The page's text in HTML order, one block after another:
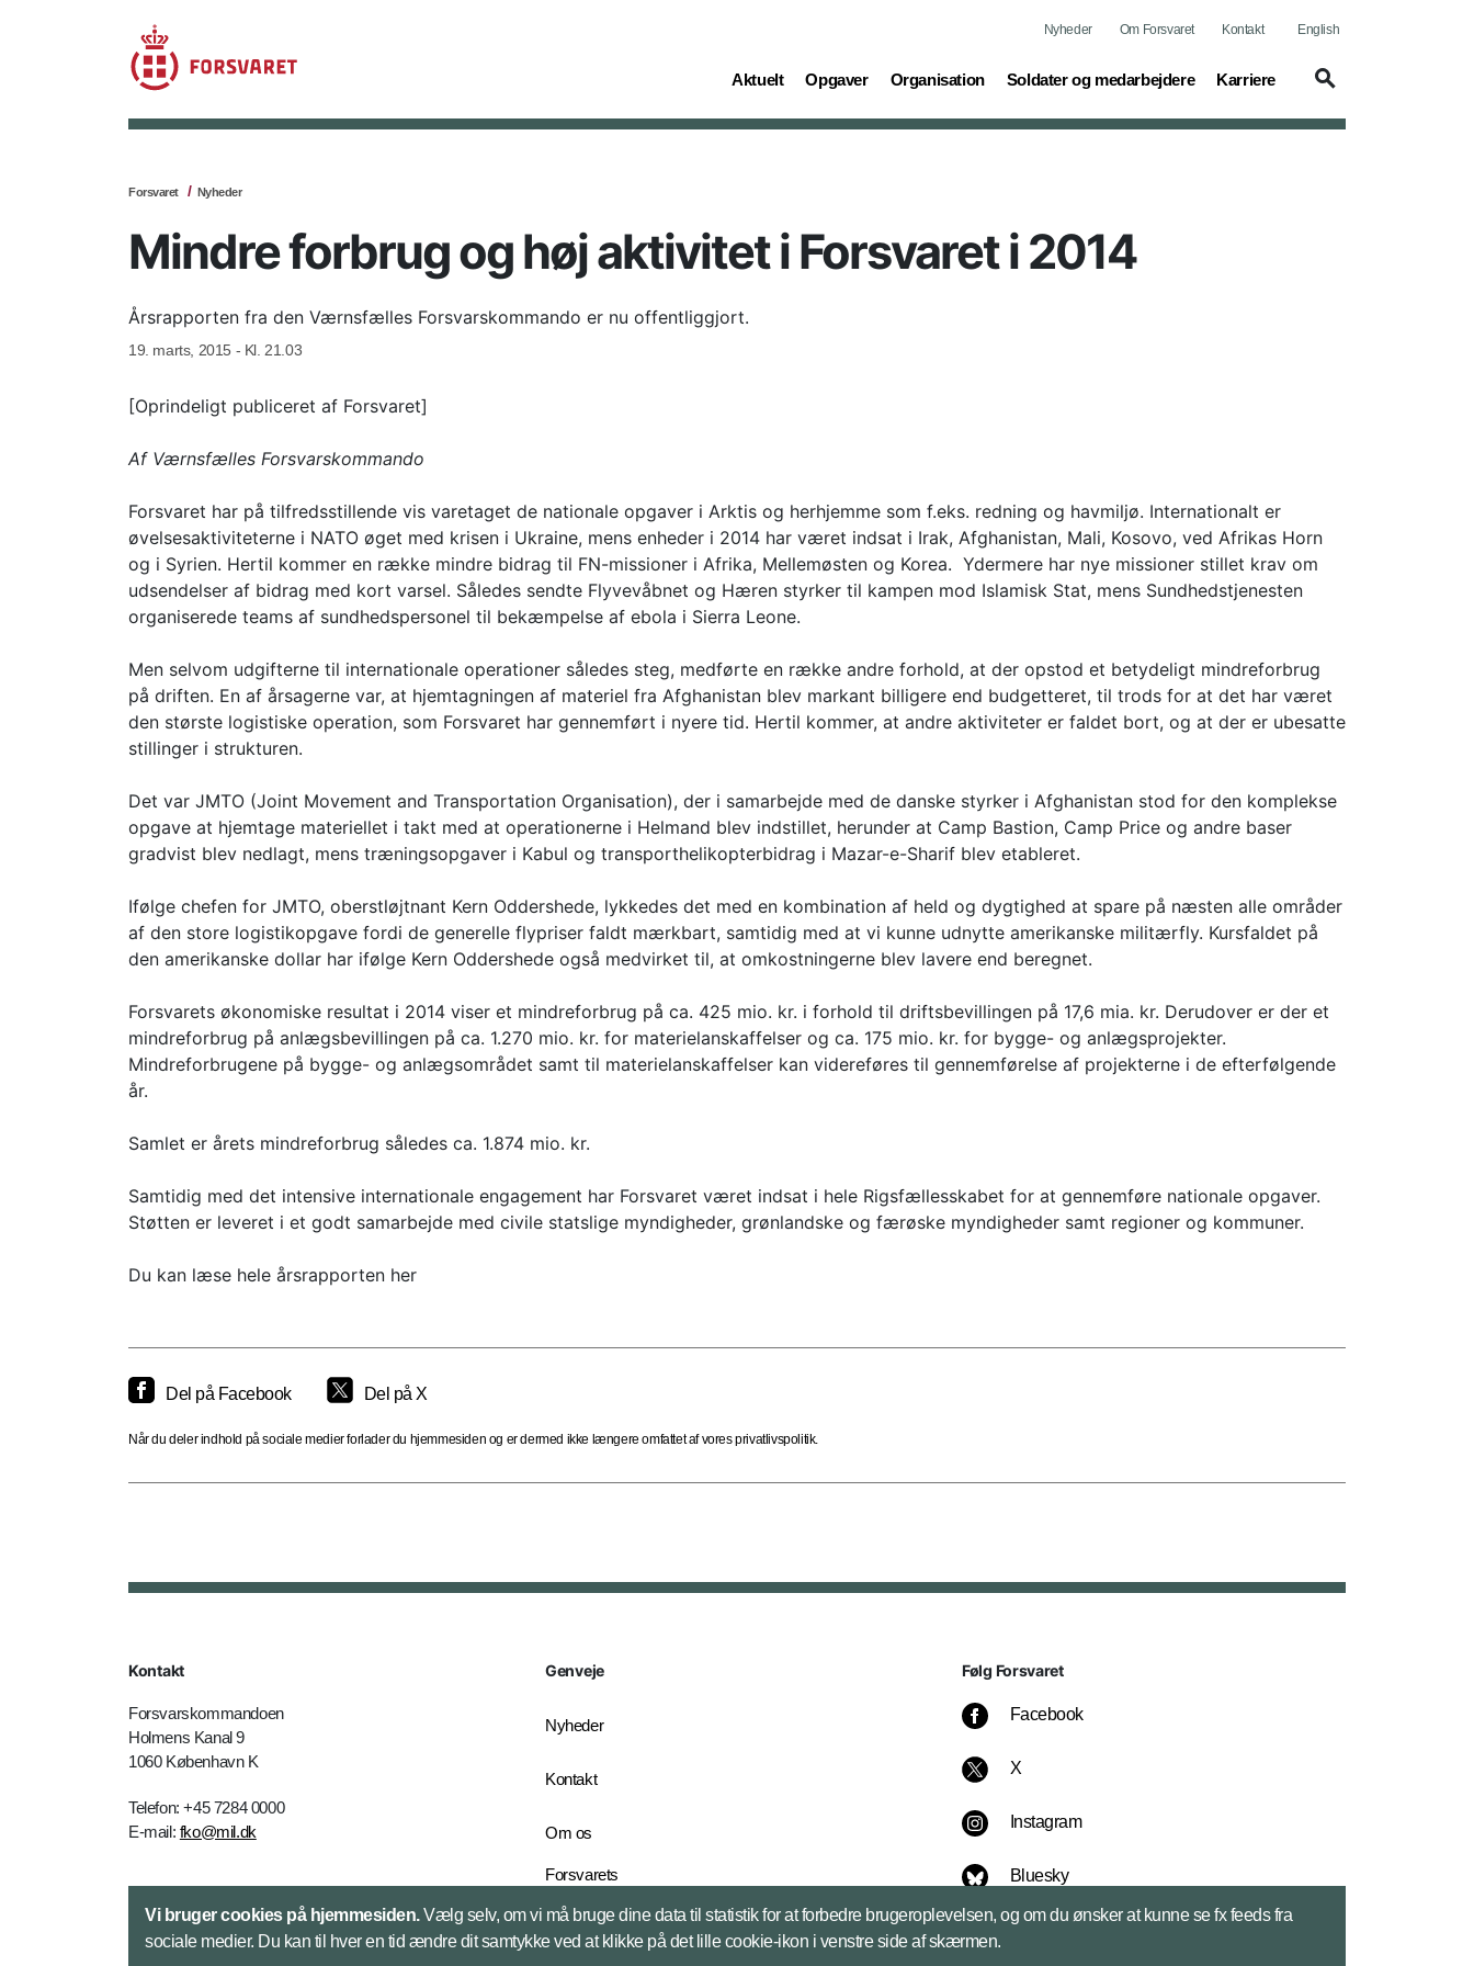
Nyheder Om Forsvaret Kontakt English
Aktuelt
(current) Opgaver
(current) Organisation
(current) Soldater og medarbejdere
(current) Karriere
(current)
Forsvaret Nyheder
Mindre forbrug og høj aktivitet i Forsvaret i 2014
Årsrapporten fra den Værnsfælles Forsvarskommando er nu offentliggjort.
19. marts, 2015 - Kl. 21.03
[Oprindeligt publiceret af Forsvaret]
Af Værnsfælles Forsvarskommando
Forsvaret har på tilfredsstillende vis varetaget de nationale opgaver i Arktis og herhjemme som f.eks. redning og havmiljø. Internationalt er
øvelsesaktiviteterne i NATO øget med krisen i Ukraine, mens enheder i 2014 har været indsat i Irak, Afghanistan, Mali, Kosovo, ved Afrikas Horn
og i Syrien. Hertil kommer en række mindre bidrag til FN-missioner i Afrika, Mellemøsten og Korea. Ydermere har nye missioner stillet krav om
udsendelser af bidrag med kort varsel. Således sendte Flyvevåbnet og Hæren styrker til kampen mod Islamisk Stat, mens Sundhedstjenesten
organiserede teams af sundhedspersonel til bekæmpelse af ebola i Sierra Leone.
Men selvom udgifterne til internationale operationer således steg, medførte en række andre forhold, at der opstod et betydeligt mindreforbrug
på driften. En af årsagerne var, at hjemtagningen af materiel fra Afghanistan blev markant billigere end budgetteret, til trods for at det har været
den største logistiske operation, som Forsvaret har gennemført i nyere tid. Hertil kommer, at andre aktiviteter er faldet bort, og at der er ubesatte
stillinger i strukturen.
Det var JMTO (Joint Movement and Transportation Organisation), der i samarbejde med de danske styrker i Afghanistan stod for den komplekse
opgave at hjemtage materiellet i takt med at operationerne i Helmand blev indstillet, herunder at Camp Bastion, Camp Price og andre baser
gradvist blev nedlagt, mens træningsopgaver i Kabul og transporthelikopterbidrag i Mazar-e-Sharif blev etableret.
Ifølge chefen for JMTO, oberstløjtnant Kern Oddershede, lykkedes det med en kombination af held og dygtighed at spare på næsten alle områder
af den store logistikopgave fordi de generelle flypriser faldt mærkbart, samtidig med at vi kunne udnytte amerikanske militærfly. Kursfaldet på
den amerikanske dollar har ifølge Kern Oddershede også medvirket til, at omkostningerne blev lavere end beregnet.
Forsvarets økonomiske resultat i 2014 viser et mindreforbrug på ca. 425 mio. kr. i forhold til driftsbevillingen på 17,6 mia. kr. Derudover er der et
mindreforbrug på anlægsbevillingen på ca. 1.270 mio. kr. for materielanskaffelser og ca. 175 mio. kr. for bygge- og anlægsprojekter.
Mindreforbrugene på bygge- og anlægsområdet samt til materielanskaffelser kan videreføres til gennemførelse af projekterne i de efterfølgende
år.
Samlet er årets mindreforbrug således ca. 1.874 mio. kr.
Samtidig med det intensive internationale engagement har Forsvaret været indsat i hele Rigsfællesskabet for at gennemføre nationale opgaver.
Støtten er leveret i et godt samarbejde med civile statslige myndigheder, grønlandske og færøske myndigheder samt regioner og kommuner.
Du kan læse hele årsrapporten her
Del på Facebook Del på X
Når du deler indhold på sociale medier forlader du hjemmesiden og er dermed ikke længere omfattet af vores privatlivspolitik.
Kontakt
Forsvarskommandoen
Holmens Kanal 9
1060 København K
Telefon: +45 7284 0000
E-mail: fko@mil.dk
Kontakt
Genveje
Nyheder
Kontakt
Om os
Forsvarets
English Edition
Følg Forsvaret
Facebook
X
Instagram
Bluesky
LinkedIn
Vi bruger cookies på hjemmesiden.Vælg selv, om vi må bruge dine data til statistik for at forbedre brugeroplevelsen, og om du ønsker at kunne se fx feeds fra
sociale medier. Du kan til hver en tid ændre dit samtykke ved at klikke på det lille cookie-ikon i venstre side af skærmen.